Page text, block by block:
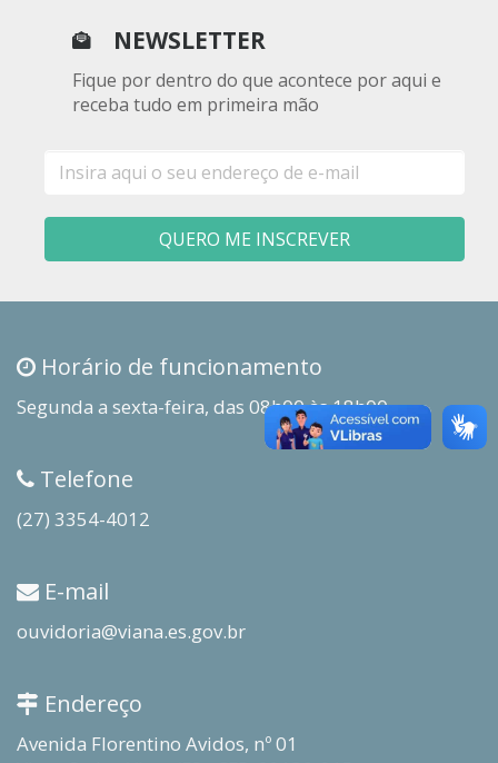
NEWSLETTER
Fique por dentro do que acontece por aqui e
receba tudo em primeira mão
mail
QUERO ME INSCREVER
Horário de funcionamento
Segunda a sexta-feira, das 08h00 às 18h00
Telefone
(27) 3354-4012
E-mail
ouvidoria@viana.es.gov.br
Endereço
Avenida Florentino Avidos, nº 01